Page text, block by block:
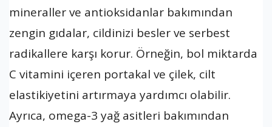
mineraller ve antioksidanlar bakımından
zengin gıdalar, cildinizi besler ve serbest
radikallere karşı korur. Örneğin, bol miktarda
C vitamini içeren portakal ve çilek, cilt
elastikiyetini artırmaya yardımcı olabilir.
Ayrıca, omega-3 yağ asitleri bakımından